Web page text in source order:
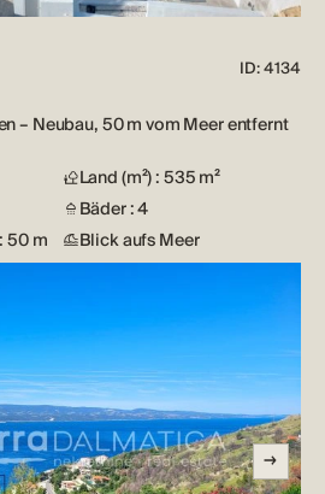
ID: 4134
– Neubau, 50 m vom Meer entfernt
Land (m²) : 535 m²
Bäder : 4
50 m
Blick aufs Meer